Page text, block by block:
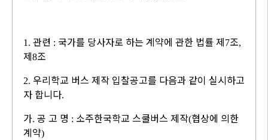
1. 관련 : 국가를 당사자로 하는 계약에 관한 법률 제7조,
제8조
2. 우리학교 버스 제작 입찰공고를 다음과 같이 실시하고
자 합니다.
가. 공 고 명 : 소주한국학교 스쿨버스 제작(협상에 의한
계약)